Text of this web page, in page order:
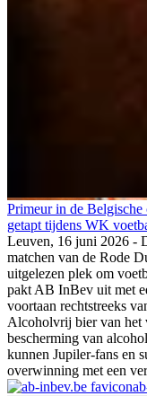
Primeur in de Belgische
getapt tijdens WK
Leuven, 16 juni 2026 -
matchen van de Rode
uitgelezen plek om
pakt AB InBev uit met
voortaan rechtstreeks
Alcoholvrij bier van het
bescherming van
kunnen Jupiler-fans en
overwinning met een